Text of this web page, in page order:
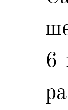
6